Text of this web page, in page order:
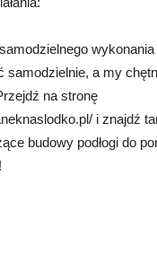
wykonania
samodzielnie, a my
na stronę
i znajdź
budowy podłogi do